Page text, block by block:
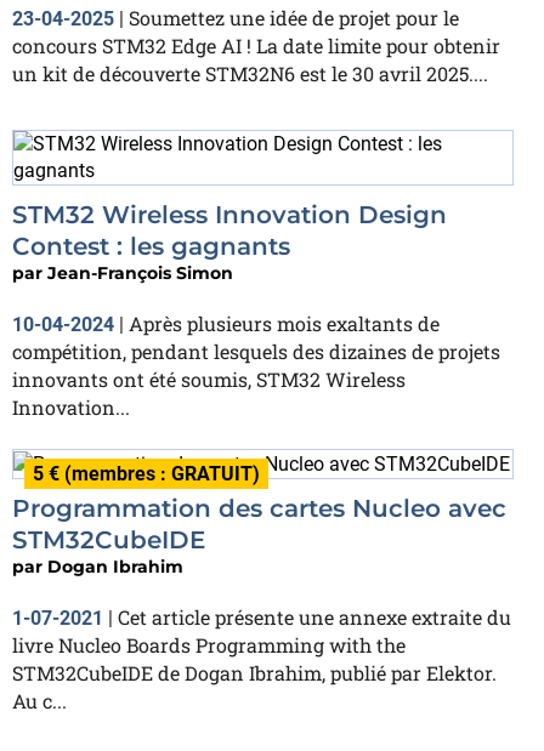
23-04-2025 | Soumettez une idée de projet pour le
concours STM32 Edge AI ! La date limite pour obtenir
un kit de découverte STM32N6 est le 30 avril 2025....
STM32 Wireless Innovation Design
Contest : les gagnants
par Jean-François Simon
10-04-2024 | Après plusieurs mois exaltants de
compétition, pendant lesquels des dizaines de projets
innovants ont été soumis, STM32 Wireless
Innovation...
5 € (membres : GRATUIT)
Programmation des cartes Nucleo avec
STM32CubeIDE
par Dogan Ibrahim
1-07-2021 | Cet article présente une annexe extraite du
livre Nucleo Boards Programming with the
STM32CubeIDE de Dogan Ibrahim, publié par Elektor.
Au c...